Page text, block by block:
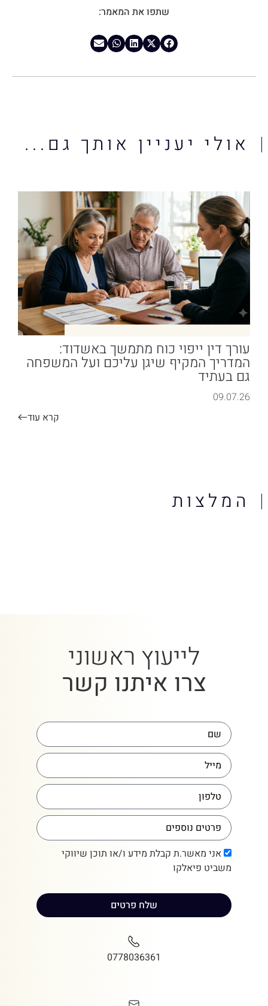
שתפו את המאמר:
אולי יעניין אותך גם...
עורך דין ייפוי כוח מתמשך באשדוד:
המדריך המקיף שיגן עליכם ועל המשפחה
גם בעתיד
09.07.26
קרא עוד
המלצות
לייעוץ ראשוני
צרו איתנו קשר
אני מאשר.ת קבלת מידע ו/או תוכן שיווקי
משביט פיאלקו
שלח פרטים
0778036361